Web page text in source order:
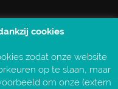
cookies
zodat onze website
op te slaan, maar
om onze (extern